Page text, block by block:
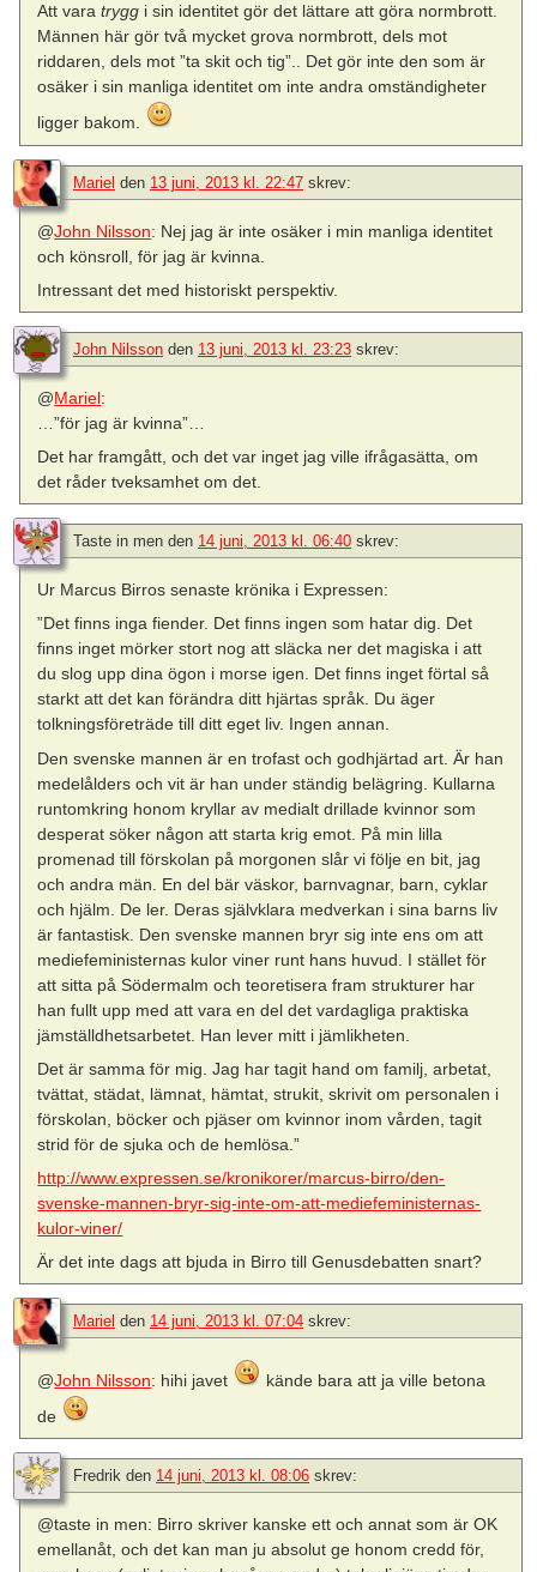
Att varatrygg i sin identitet gör det lättare att göra normbrott.
Männen här gör två mycket grova normbrott, dels mot
riddaren, dels mot ”ta skit och tig”.. Det gör inte den som är
osäker i sin manliga identitet om inte andra omständigheter
ligger bakom.
Mariel den 13 juni, 2013 kl. 22:47 skrev:
@John Nilsson: Nej jag är inte osäker i min manliga identitet
och könsroll, för jag är kvinna.
Intressant det med historiskt perspektiv.
John Nilsson den 13 juni, 2013 kl. 23:23 skrev:
@Mariel:
…”för jag är kvinna”…
Det har framgått, och det var inget jag ville ifrågasätta, om
det råder tveksamhet om det.
Taste in men den 14 juni, 2013 kl. 06:40 skrev:
Ur Marcus Birros senaste krönika i Expressen:
”Det finns inga fiender. Det finns ingen som hatar dig. Det
finns inget mörker stort nog att släcka ner det magiska i att
du slog upp dina ögon i morse igen. Det finns inget förtal så
starkt att det kan förändra ditt hjärtas språk. Du äger
tolkningsföreträde till ditt eget liv. Ingen annan.
Den svenske mannen är en trofast och godhjärtad art. Är han
medelålders och vit är han under ständig belägring. Kullarna
runtomkring honom kryllar av medialt drillade kvinnor som
desperat söker någon att starta krig emot. På min lilla
promenad till förskolan på morgonen slår vi följe en bit, jag
och andra män. En del bär väskor, barnvagnar, barn, cyklar
och hjälm. De ler. Deras självklara medverkan i sina barns liv
är fantastisk. Den svenske mannen bryr sig inte ens om att
mediefeministernas kulor viner runt hans huvud. I stället för
att sitta på Södermalm och teoretisera fram strukturer har
han fullt upp med att vara en del det vardagliga praktiska
jämställdhetsarbetet. Han lever mitt i jämlikheten.
Det är samma för mig. Jag har tagit hand om familj, arbetat,
tvättat, städat, lämnat, hämtat, strukit, skrivit om personalen i
förskolan, böcker och pjäser om kvinnor inom vården, tagit
strid för de sjuka och de hemlösa.”
http://www.expressen.se/kronikorer/marcus-birro/den-
svenske-mannen-bryr-sig-inte-om-att-mediefeministernas-
kulor-viner/
Är det inte dags att bjuda in Birro till Genusdebatten snart?
Mariel den 14 juni, 2013 kl. 07:04 skrev:
@John Nilsson: hihi javet
kände bara att ja ville betona
de
Fredrik den 14 juni, 2013 kl. 08:06 skrev:
@taste in men: Birro skriver kanske ett och annat som är OK
emellanåt, och det kan man ju absolut ge honom credd för,